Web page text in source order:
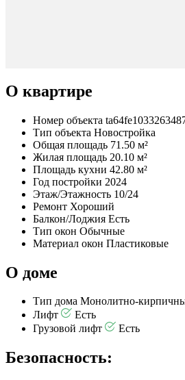
О квартире
Номер объекта
Тип объекта Новостройка
Общая площадь 71.50 м²
Жилая площадь 20.10 м²
Площадь кухни 42.80 м²
Год постройки 2024
Этаж/Этажность 10/24
Ремонт Хороший
Балкон/Лоджия Есть
Тип окон Обычные
Материал окон Пластиковые
О доме
Тип дома Монолитно-
Лифт
Есть
Грузовой лифт
Есть
Безопасность: